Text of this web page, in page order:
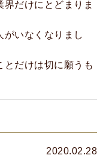
だけにとどまりま
がいなくなりまし
とだけは切に願うも
2020.02.28